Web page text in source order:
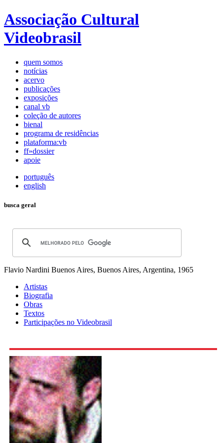
Associação Cultural
Videobrasil
quem somos
notícias
acervo
publicações
exposições
canal vb
coleção de autores
bienal
programa de residências
plataforma:vb
ff»dossier
apoie
português
english
busca geral
Flavio Nardini Buenos Aires, Buenos Aires, Argentina, 1965
Artistas
Biografia
Obras
Textos
Participações no Videobrasil